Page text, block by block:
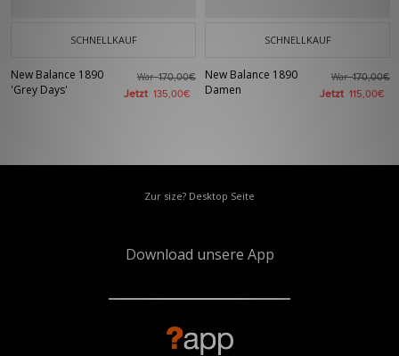
SCHNELLKAUF
New Balance 1890
'Grey Days'
War170,00€
Jetzt 135,00€
SCHNELLKAUF
New Balance 1890
Damen
War170,00€
Jetzt 115,00€
Zur size? Desktop Seite
Download unsere App